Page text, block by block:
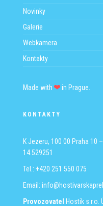
Novinky
Galerie
Webkamera
Kontakty
Made with in Prague.
KONTAKTY
K Jezeru, 100 00 Praha 10
14.529251
Tel.: +420 251 550 075
Email:
Provozovatel
Hostik s.r.o.